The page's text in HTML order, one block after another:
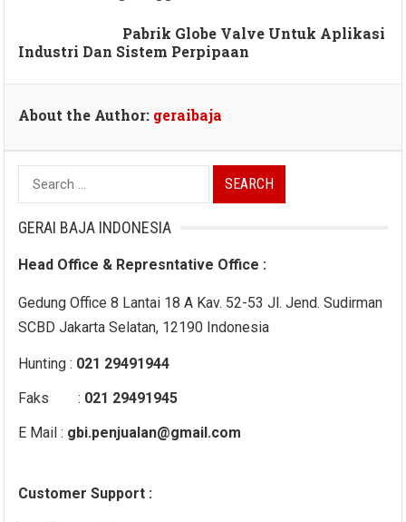
Pabrik Globe Valve Untuk Aplikasi
Industri Dan Sistem Perpipaan
About the Author: geraibaja
Search
for:
GERAI BAJA INDONESIA
Head Office & Represntative Office :
Gedung Office 8 Lantai 18 A Kav. 52-53 Jl. Jend. Sudirman
SCBD Jakarta Selatan, 12190 Indonesia
Hunting : 021 29491944
Faks : 021 29491945
E Mail : gbi.penjualan@gmail.com
Customer Support :